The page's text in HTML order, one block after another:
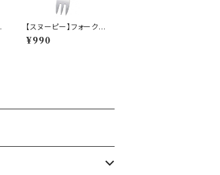
【スヌーピー】フォーク
（イエロー）【シーズン】
¥990